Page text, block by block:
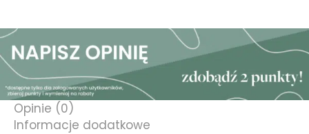
Opinie (0)
Informacje dodatkowe